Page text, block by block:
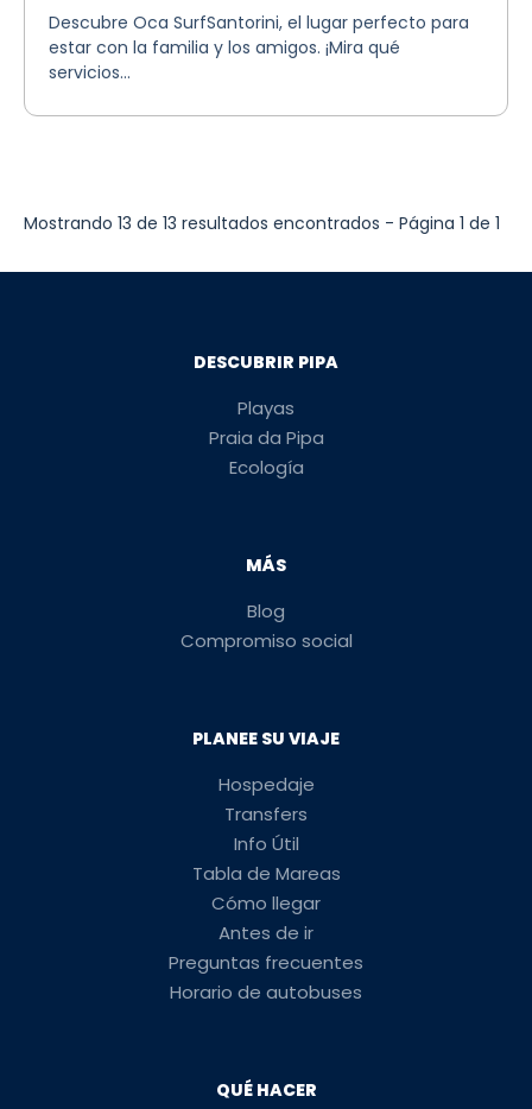
Descubre Oca SurfSantorini, el lugar perfecto para
estar con la familia y los amigos. ¡Mira qué
servicios...
Mostrando 13 de 13 resultados encontrados - Página 1 de 1
DESCUBRIR PIPA
Playas
Praia da Pipa
Ecología
MÁS
Blog
Compromiso social
PLANEE SU VIAJE
Hospedaje
Transfers
Info Útil
Tabla de Mareas
Cómo llegar
Antes de ir
Preguntas frecuentes
Horario de autobuses
QUÉ HACER